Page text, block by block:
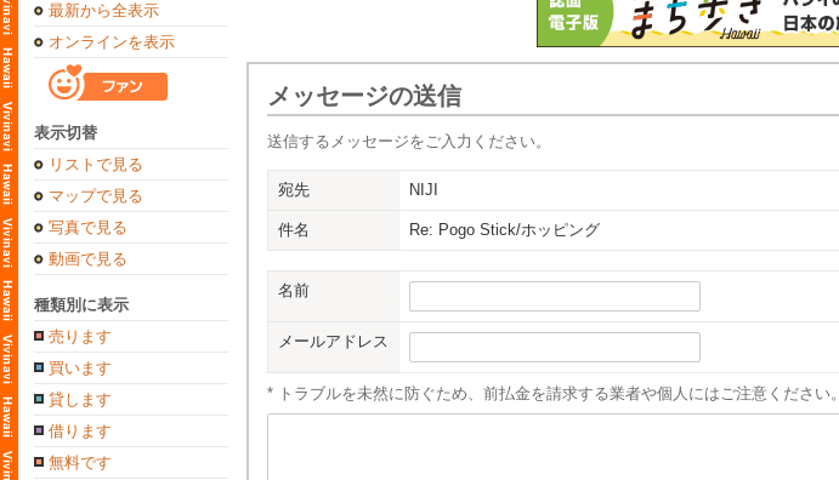
最新から全表示
オンラインを表示
表示切替
リストで見る
マップで見る
写真で見る
動画で見る
種類別に表示
売ります
買います
貸します
借ります
無料です
メッセージの送信
送信するメッセージをご入力ください。
宛先 NIJI
件名 Re: Pogo Stick/ホッピング
名前
メールアドレス
* トラブルを未然に防ぐため、前払金を請求する業者や個人にはご注意ください。